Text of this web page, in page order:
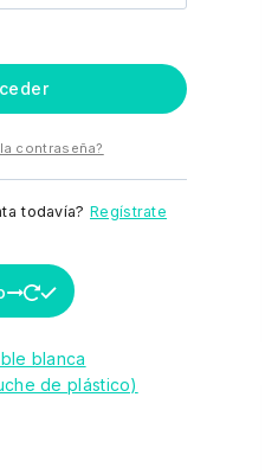
blanca papmAm
plástico) grit 150
contraseña?
todavía? Regístrate